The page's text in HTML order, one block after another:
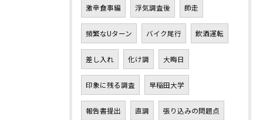
激辛食事編 浮気調査後 師走
頻繁なUターン バイク尾行 飲酒運転
差し入れ 化け調 大晦日
印象に残る調査 早稲田大学
報告書提出 直調 張り込みの問題点